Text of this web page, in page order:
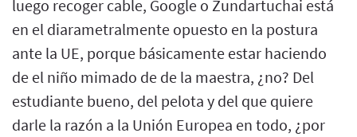
luego recoger cable, Google o Zundartuchai está
en el diarametralmente opuesto en la postura
ante la UE, porque básicamente estar haciendo
de el niño mimado de de la maestra, ¿no? Del
estudiante bueno, del pelota y del que quiere
darle la razón a la Unión Europea en todo, ¿por